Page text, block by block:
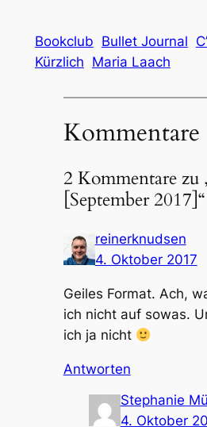
Bookclub Bullet Journal
Kürzlich Maria Laach
Kommentare
2 Kommentare zu
[September 2017]“
reinerknudsen
4. Oktober 2017
Geiles Format. Ach,
ich nicht auf sowas.
ich ja nicht
Antworten
Stephanie
4. Oktober